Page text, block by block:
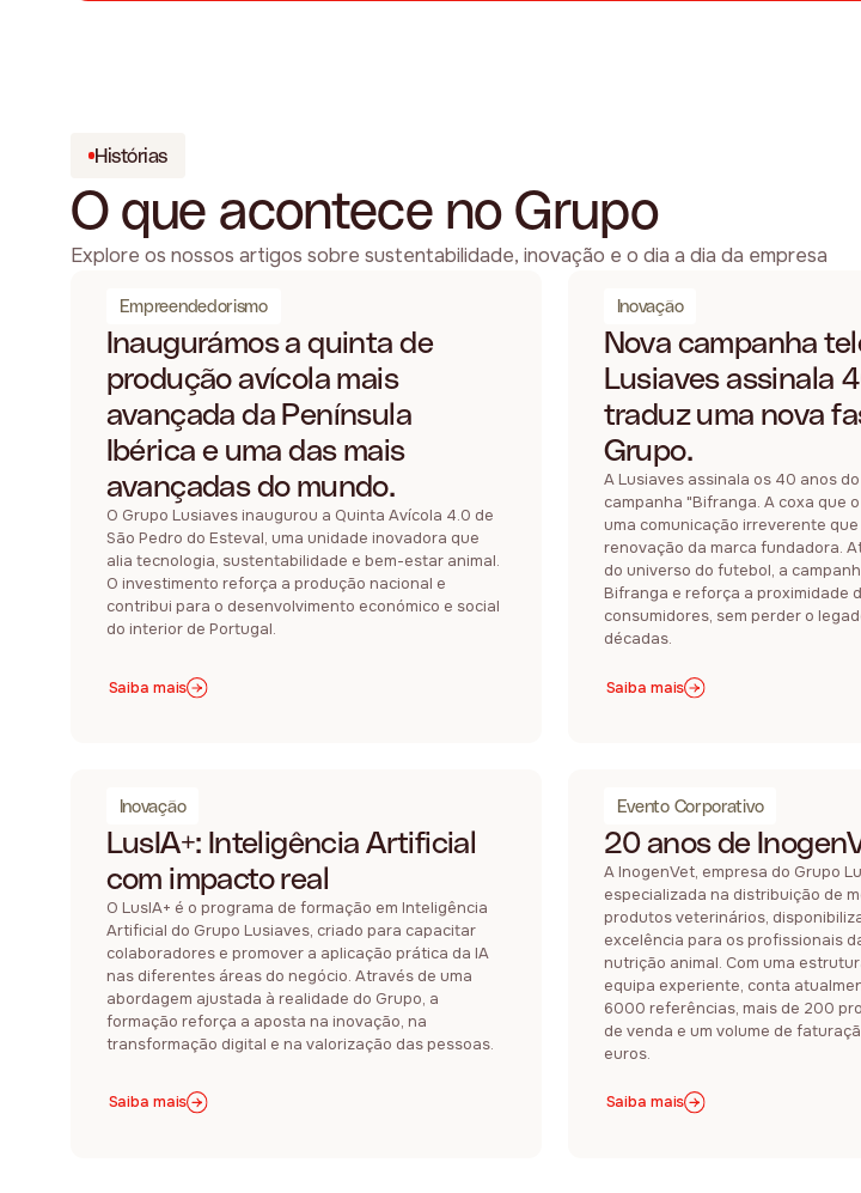
Histórias
O que acontece no Grupo
Explore os nossos artigos sobre sustentabilidade, inovação e o dia a dia da empresa
Empreendedorismo
Inaugurámos a quinta de
produção avícola mais
avançada da Península
Ibérica e uma das mais
avançadas do mundo.
O Grupo Lusiaves inaugurou a Quinta Avícola 4.0 de
São Pedro do Esteval, uma unidade inovadora que
alia tecnologia, sustentabilidade e bem-estar animal.
O investimento reforça a produção nacional e
contribui para o desenvolvimento económico e social
do interior de Portugal.
Saiba mais
Inovação
Nova campanha
Lusiaves assinala
traduz uma nova
Grupo.
A Lusiaves assinala os 40 anos
campanha "Bifranga. A coxa que
uma comunicação irreverente
renovação da marca fundadora.
do universo do futebol, a
Bifranga e reforça a proximidade
consumidores, sem perder o
décadas.
Saiba mais
Inovação
LusIA+: Inteligência Artificial
com impacto real
O LusIA+ é o programa de formação em Inteligência
Artificial do Grupo Lusiaves, criado para capacitar
colaboradores e promover a aplicação prática da IA
nas diferentes áreas do negócio. Através de uma
abordagem ajustada à realidade do Grupo, a
formação reforça a aposta na inovação, na
transformação digital e na valorização das pessoas.
Saiba mais
Evento Corporativo
20 anos de
A InogenVet, empresa do Grupo
especializada na distribuição de
produtos veterinários,
excelência para os profissionais
nutrição animal. Com uma
equipa experiente, conta
6000 referências, mais de 200
de venda e um volume de
euros.
Saiba mais